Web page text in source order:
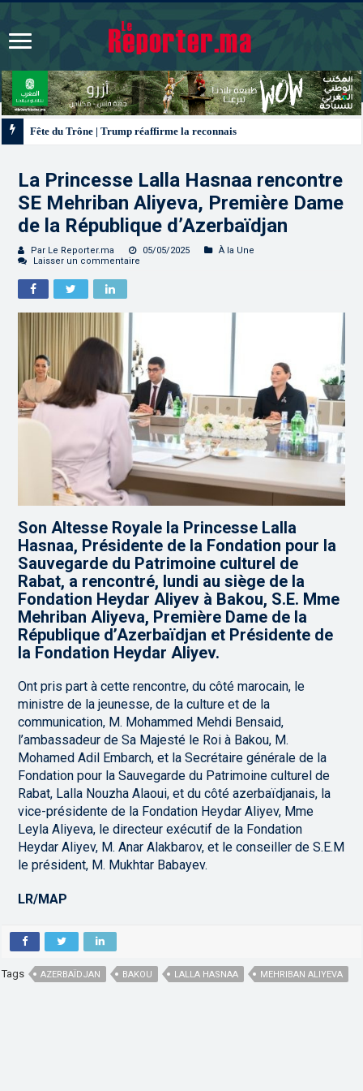
La Princesse Lalla Hasnaa rencontre
SE Mehriban Aliyeva, Première Dame
de la République d’Azerbaïdjan
Par Le Reporter.ma 05/05/2025
À la Une
Laisser un commentaire
Son Altesse Royale la Princesse Lalla
Hasnaa, Présidente de la Fondation pour la
Sauvegarde du Patrimoine culturel de
Rabat, a rencontré, lundi au siège de la
Fondation Heydar Aliyev à Bakou, S.E. Mme
Mehriban Aliyeva, Première Dame de la
République d’Azerbaïdjan et Présidente de
la Fondation Heydar Aliyev.
Ont pris part à cette rencontre, du côté marocain, le
ministre de la jeunesse, de la culture et de la
communication, M. Mohammed Mehdi Bensaid,
l’ambassadeur de Sa Majesté le Roi à Bakou, M.
Mohamed Adil Embarch, et la Secrétaire générale de la
Fondation pour la Sauvegarde du Patrimoine culturel de
Rabat, Lalla Nouzha Alaoui, et du côté azerbaïdjanais, la
vice-présidente de la Fondation Heydar Aliyev, Mme
Leyla Aliyeva, le directeur exécutif de la Fondation
Heydar Aliyev, M. Anar Alakbarov, et le conseiller de S.E.M
le président, M. Mukhtar Babayev.
LR/MAP
Tags AZERBAÏDJAN BAKOU LALLA HASNAA MEHRIBAN ALIYEVA